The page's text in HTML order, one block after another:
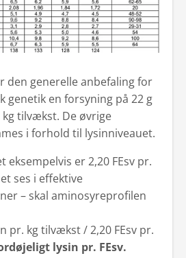
den generelle anbefaling for
genetik en forsyning på 22 g
tilvækst. De øvrige
i forhold til lysinniveauet.
er 2,20 FEsv pr.
ses i effektive
– skal aminosyreprofilen
pr. kg tilvækst / 2,20 FEsv pr.
lysin pr. FEsv.